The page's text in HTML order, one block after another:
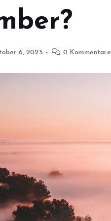
6, 2025 0